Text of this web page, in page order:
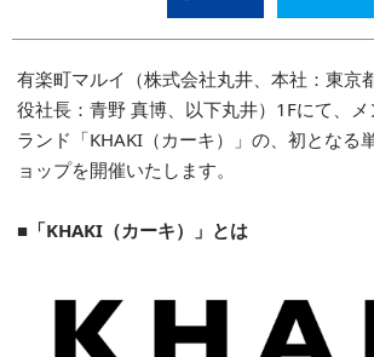
有楽町マルイ（株式会社丸井、本社：東京
役社長：青野 真博、以下丸井）1Fにて、
ランド「KHAKI（カーキ）」の、初となる
ョップを開催いたします。
■「KHAKI（カーキ）」とは